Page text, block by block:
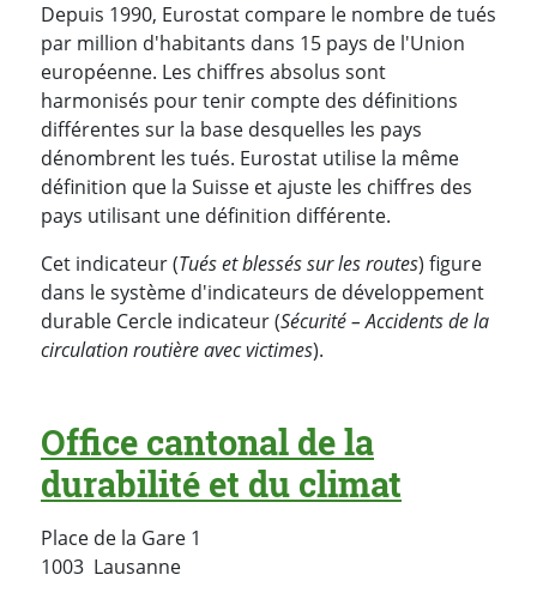
Depuis 1990, Eurostat compare le nombre de tués
par million d'habitants dans 15 pays de l'Union
européenne. Les chiffres absolus sont
harmonisés pour tenir compte des définitions
différentes sur la base desquelles les pays
dénombrent les tués. Eurostat utilise la même
définition que la Suisse et ajuste les chiffres des
pays utilisant une définition différente.
Cet indicateur (Tués et blessés sur les routes) figure
dans le système d'indicateurs de développement
durable Cercle indicateur (Sécurité – Accidents de la
circulation routière avec victimes).
Office cantonal de la
durabilité et du climat
Place de la Gare 1
1003 LausanneSuisse